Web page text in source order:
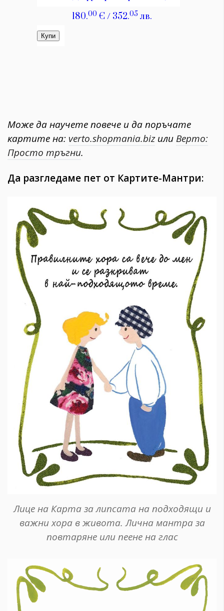
Може да научете повече и да поръчате
картите на: verto.shopmania.bizили Верто:
Просто тръгни.
Да разгледаме пет от Картите-Мантри:
Лице на Карта за липсата на подходящи и
важни хора в живота. Лична мантра за
повтаряне или пеене на глас